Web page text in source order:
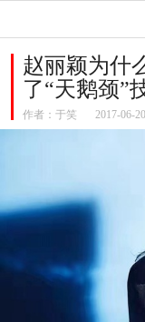
赵丽颖为什
了“天鹅颈”
作者： 于笑 2017-06-20